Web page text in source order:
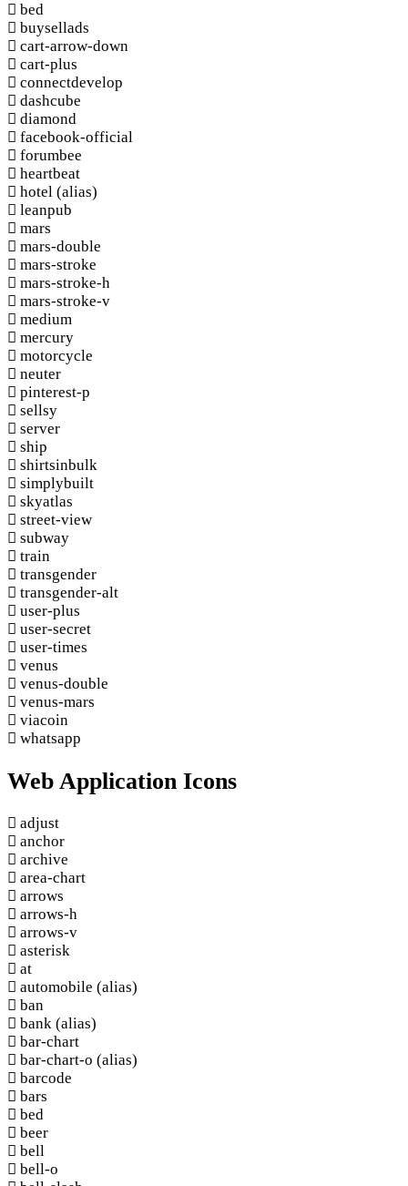
bed
buysellads
cart-arrow-down
cart-plus
connectdevelop
dashcube
diamond
facebook-official
forumbee
heartbeat
hotel (alias)
leanpub
mars
mars-double
mars-stroke
mars-stroke-h
mars-stroke-v
medium
mercury
motorcycle
neuter
pinterest-p
sellsy
server
ship
shirtsinbulk
simplybuilt
skyatlas
street-view
subway
train
transgender
transgender-alt
user-plus
user-secret
user-times
venus
venus-double
venus-mars
viacoin
whatsapp
Web Application Icons
adjust
anchor
archive
area-chart
arrows
arrows-h
arrows-v
asterisk
at
automobile (alias)
ban
bank (alias)
bar-chart
bar-chart-o (alias)
barcode
bars
bed
beer
bell
bell-o